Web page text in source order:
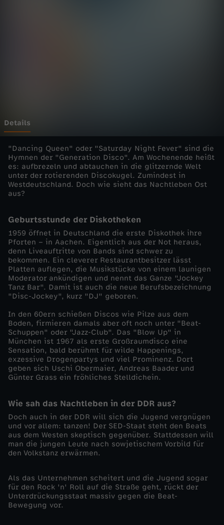
y
-
d
i
e
E
i
n
z
e
l
o
k
s
-
Details
"Dancing Queen" oder "Saturday Night Fever" sind die
Hymnen der "Generation Disco". Am Wochenende heißt
es: aufbrezeln und abtauchen in die glitzernde Welt
unter der rotierenden Discokugel. Zumindest in
Westdeutschland. Doch wie sieht das Nachtleben Ost
aus?
Geburtsstunde der Diskotheken
1959 öffnet in Deutschland die erste Diskothek ihre
Pforten – in Aachen. Eigentlich aus der Not heraus,
denn Liveauftritte von Bands sind schwer zu
bekommen. Ein cleverer Restaurantbesitzer lässt
Platten auflegen, die Musikstücke von einem launigen
Moderator ankündigen und nennt das Ganze "Jockey
Tanz Bar". Damit ist auch die neue Berufsbezeichnung
"Disc-Jockey", kurz "DJ" geboren.
In den 60ern schießen Discos wie Pilze aus dem
Boden, firmieren damals aber oft noch unter "Beat-
Schuppen" oder "Jazz-Club". Das "Blow Up" in
München ist 1967 als erste Großraumdisco eine
Sensation, bald berühmt für wilde Happenings,
exzessive Drogenpartys und viel Prominenz. Dort
geben sich Uschi Obermaier, Andreas Baader und
Günter Grass ein fröhliches Stelldichein.
Wie sah das Nachtleben in der DDR aus?
Doch auch in der DDR will sich die Jugend vergnügen
und vor allem: tanzen! Der SED-Staat steht den Beats
aus dem Westen skeptisch gegenüber. Stattdessen will
man die jungen Leute nach sowjetischem Vorbild für
den Volkstanz erwärmen.
Als das Unternehmen scheitert und die Jugend sogar
für den Rock 'n' Roll auf die Straße geht, rückt der
Unterdrückungsstaat massiv gegen die Beat-
Bewegung vor.